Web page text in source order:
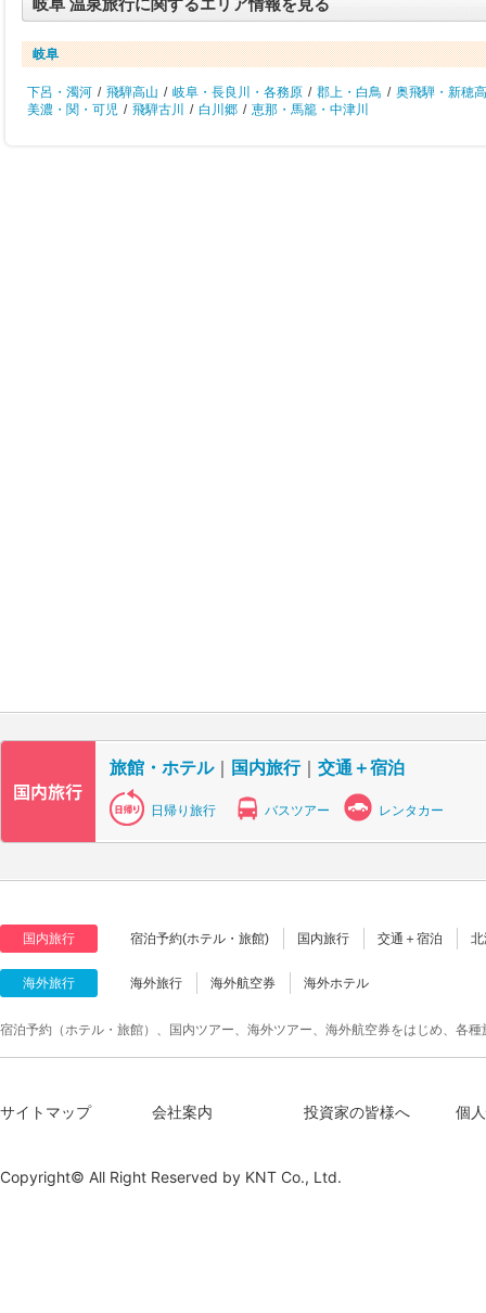
岐阜 温泉旅行に関するエリア情報を見る
岐阜
下呂・濁河 / 飛騨高山 / 岐阜・長良川・各務原 / 郡上・白鳥 / 奥飛騨・新穂
美濃・関・可児 / 飛騨古川 / 白川郷 / 恵那・馬籠・中津川
旅館・ホテル｜ 国内旅行｜ 交通＋宿泊
日帰り旅行 バスツアー レンタカー
国内旅行 宿泊予約(ホテル・旅館) 国内旅行 交通＋宿泊
海外旅行 海外旅行 海外航空券 海外ホテル
宿泊予約（ホテル・旅館）、国内ツアー、海外ツアー、海外航空券をはじめ、各
サイトマップ 会社案内 投資家の皆様へ 個
Copyright© All Right Reserved by KNT Co., Ltd.